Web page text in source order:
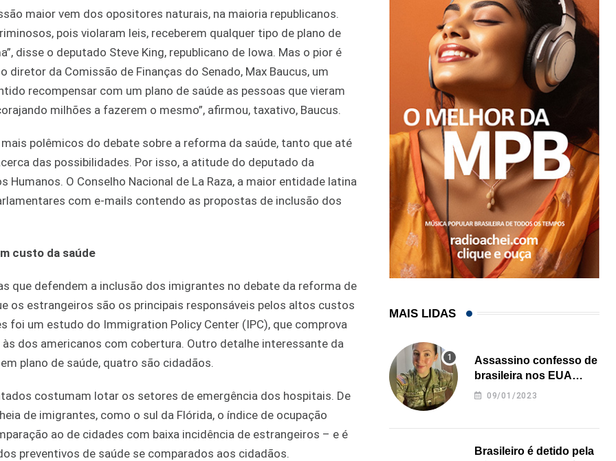
maior vem dos opositores naturais, na maioria republicanos.
pois violaram leis, receberem qualquer tipo de plano de
disse o deputado Steve King, republicano de Iowa. Mas o pior é
da Comissão de Finanças do Senado, Max Baucus, um
recompensar com um plano de saúde as pessoas que vieram
milhões a fazerem o mesmo”, afirmou, taxativo, Baucus.
polêmicos do debate sobre a reforma da saúde, tanto que até
das possibilidades. Por isso, a atitude do deputado da
O Conselho Nacional de La Raza, a maior entidade latina
com e-mails contendo as propostas de inclusão dos
custo da saúde
que defendem a inclusão dos imigrantes no debate da reforma de
os estrangeiros são os principais responsáveis pelos altos custos
foi um estudo do Immigration Policy Center (IPC), que comprova
dos americanos com cobertura. Outro detalhe interessante da
plano de saúde, quatro são cidadãos.
costumam lotar os setores de emergência dos hospitais. De
de imigrantes, como o sul da Flórida, o índice de ocupação
ao de cidades com baixa incidência de estrangeiros – e é
preventivos de saúde se comparados aos cidadãos.
MAIS LIDAS
Assassino confesso de
brasileira nos EUA
revela onde deixou o
09/01/2023
Brasileiro é detido pela